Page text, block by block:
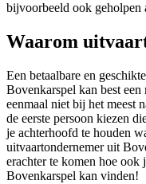
bijvoorbeeld ook geholpen
Waarom
Een betaalbare en
Bovenkarspel kan best
eenmaal niet bij het meest
de eerste persoon kiezen
je achterhoofd te houden
uitvaartondernemer uit
erachter te komen hoe ook
Bovenkarspel kan vinden!